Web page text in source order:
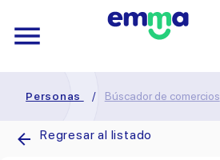
Personas / Búscador de comercios
Regresar al listado